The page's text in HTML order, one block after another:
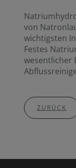
von
wichtigsten
Festes
wesentlicher
ZURÜCK